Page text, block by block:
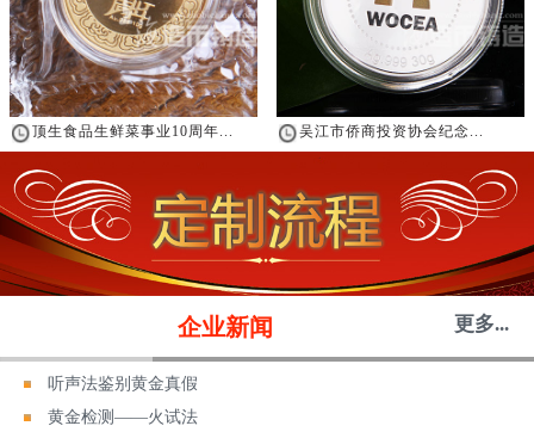
顶生食品生鲜菜事业10周年... 吴江市侨商投资协会纪念...
企业新闻 更多...
听声法鉴别黄金真假
黄金检测——火试法